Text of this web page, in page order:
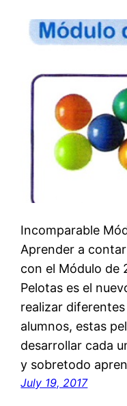
Incomparable
Aprender a
con el Módulo de
Pelotas es el
realizar
alumnos, estas
desarrollar cada
y sobretodo
July 19, 2017